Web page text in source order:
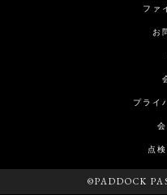
ファ
お
プライ
点
©PADDOCK